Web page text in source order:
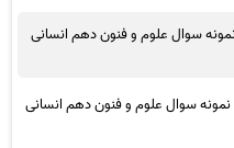
سوال علوم و فنون دهم انسانی
سوال علوم و فنون دهم انسانی